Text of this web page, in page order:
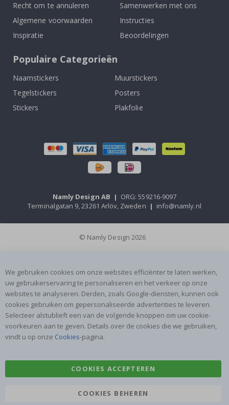
Recht om te annuleren
Algemene voorwaarden
Inspiratie
Samenwerken met ons
Instructies
Beoordelingen
Populaire Categorieën
Naamstickers
Muurstickers
Tegelstickers
Posters
Stickers
Plakfolie
Namly Design AB | ORG: 559216-9097
Terminalgatan 9, 23261 Arlöv, Zweden | info@namly.nl
© Namly Design 2026
We gebruiken cookies om onze websites efficiënter te laten werken,
uw gebruikerservaring te personaliseren en het verkeer op onze
websites te analyseren. Derden, zoals Google-diensten, kunnen ook
cookies gebruiken om gepersonaliseerde advertenties te leveren.
Selecteer alstublieft een van de volgende knoppen om uw cookie-
voorkeuren aan te geven. Details over de cookies die we gebruiken,
vindt u op onze Cookies-pagina.
COOKIES ACCEPTEREN
COOKIES BEHEREN